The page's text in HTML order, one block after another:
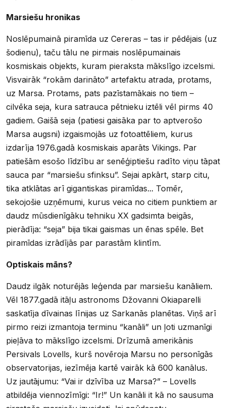
Marsiešu hronikas
Noslēpumainā piramīda uz Cereras – tas ir pēdējais (uz
šodienu), taču tālu ne pirmais noslēpumainais
kosmiskais objekts, kuram pieraksta mākslīgo izcelsmi.
Visvairāk “rokām darināto” artefaktu atrada, protams,
uz Marsa. Protams, pats pazīstamākais no tiem –
cilvēka seja, kura satrauca pētnieku iztēli vēl pirms 40
gadiem. Gaišā seja (patiesi gaisāka par to aptverošo
Marsa augsni) izgaismojās uz fotoattēliem, kurus
izdarīja 1976.gadā kosmiskais aparāts Vikings. Par
patiešām esošo līdzību ar senēģiptiešu radīto viņu tāpat
sauca par “marsiešu sfinksu”. Sejai apkārt, starp citu,
tika atklātas arī gigantiskas piramīdas... Tomēr,
sekojošie uzņēmumi, kurus veica no citiem punktiem ar
daudz mūsdienīgāku tehniku XX gadsimta beigās,
pierādīja: “seja” bija tikai gaismas un ēnas spēle. Bet
piramīdas izrādījās par parastām klintīm.
Optiskais māns?
Daudz ilgāk noturējās leģenda par marsiešu kanāliem.
Vēl 1877.gadā itāļu astronoms Džovanni Okiaparelli
saskatīja dīvainas līnijas uz Sarkanās planētas. Viņš arī
pirmo reizi izmantoja terminu “kanāli” un ļoti uzmanīgi
pieļāva to mākslīgo izcelsmi. Drīzumā amerikānis
Persivals Lovells, kurš novēroja Marsu no personīgās
observatorijas, iezīmēja kartē vairāk kā 600 kanālus.
Uz jautājumu: “Vai ir dzīvība uz Marsa?” – Lovells
atbildēja viennozīmīgi: “Ir!” Un kanāli it kā no sausuma